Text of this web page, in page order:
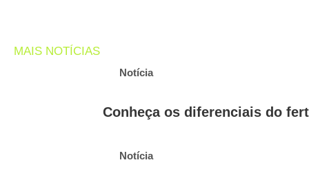
MAIS NOTÍCIAS
Notícia
Conheça os diferenciais do
Notícia